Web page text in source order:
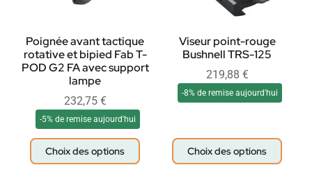
Poignée avant tactique
rotative et bipied Fab T-
POD G2 FA avec support
lampe
232,75 €
-5% de remise aujourd'hui
Choix des options
Viseur point-rouge
Bushnell TRS-125
219,88 €
-8% de remise aujourd'hui
Choix des options